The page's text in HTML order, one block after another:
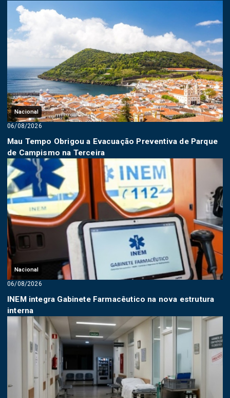
Nacional
06/08/2026
Mau Tempo Obrigou a Evacuação Preventiva de Parque
de Campismo na Terceira
Nacional
06/08/2026
INEM integra Gabinete Farmacêutico na nova estrutura
interna